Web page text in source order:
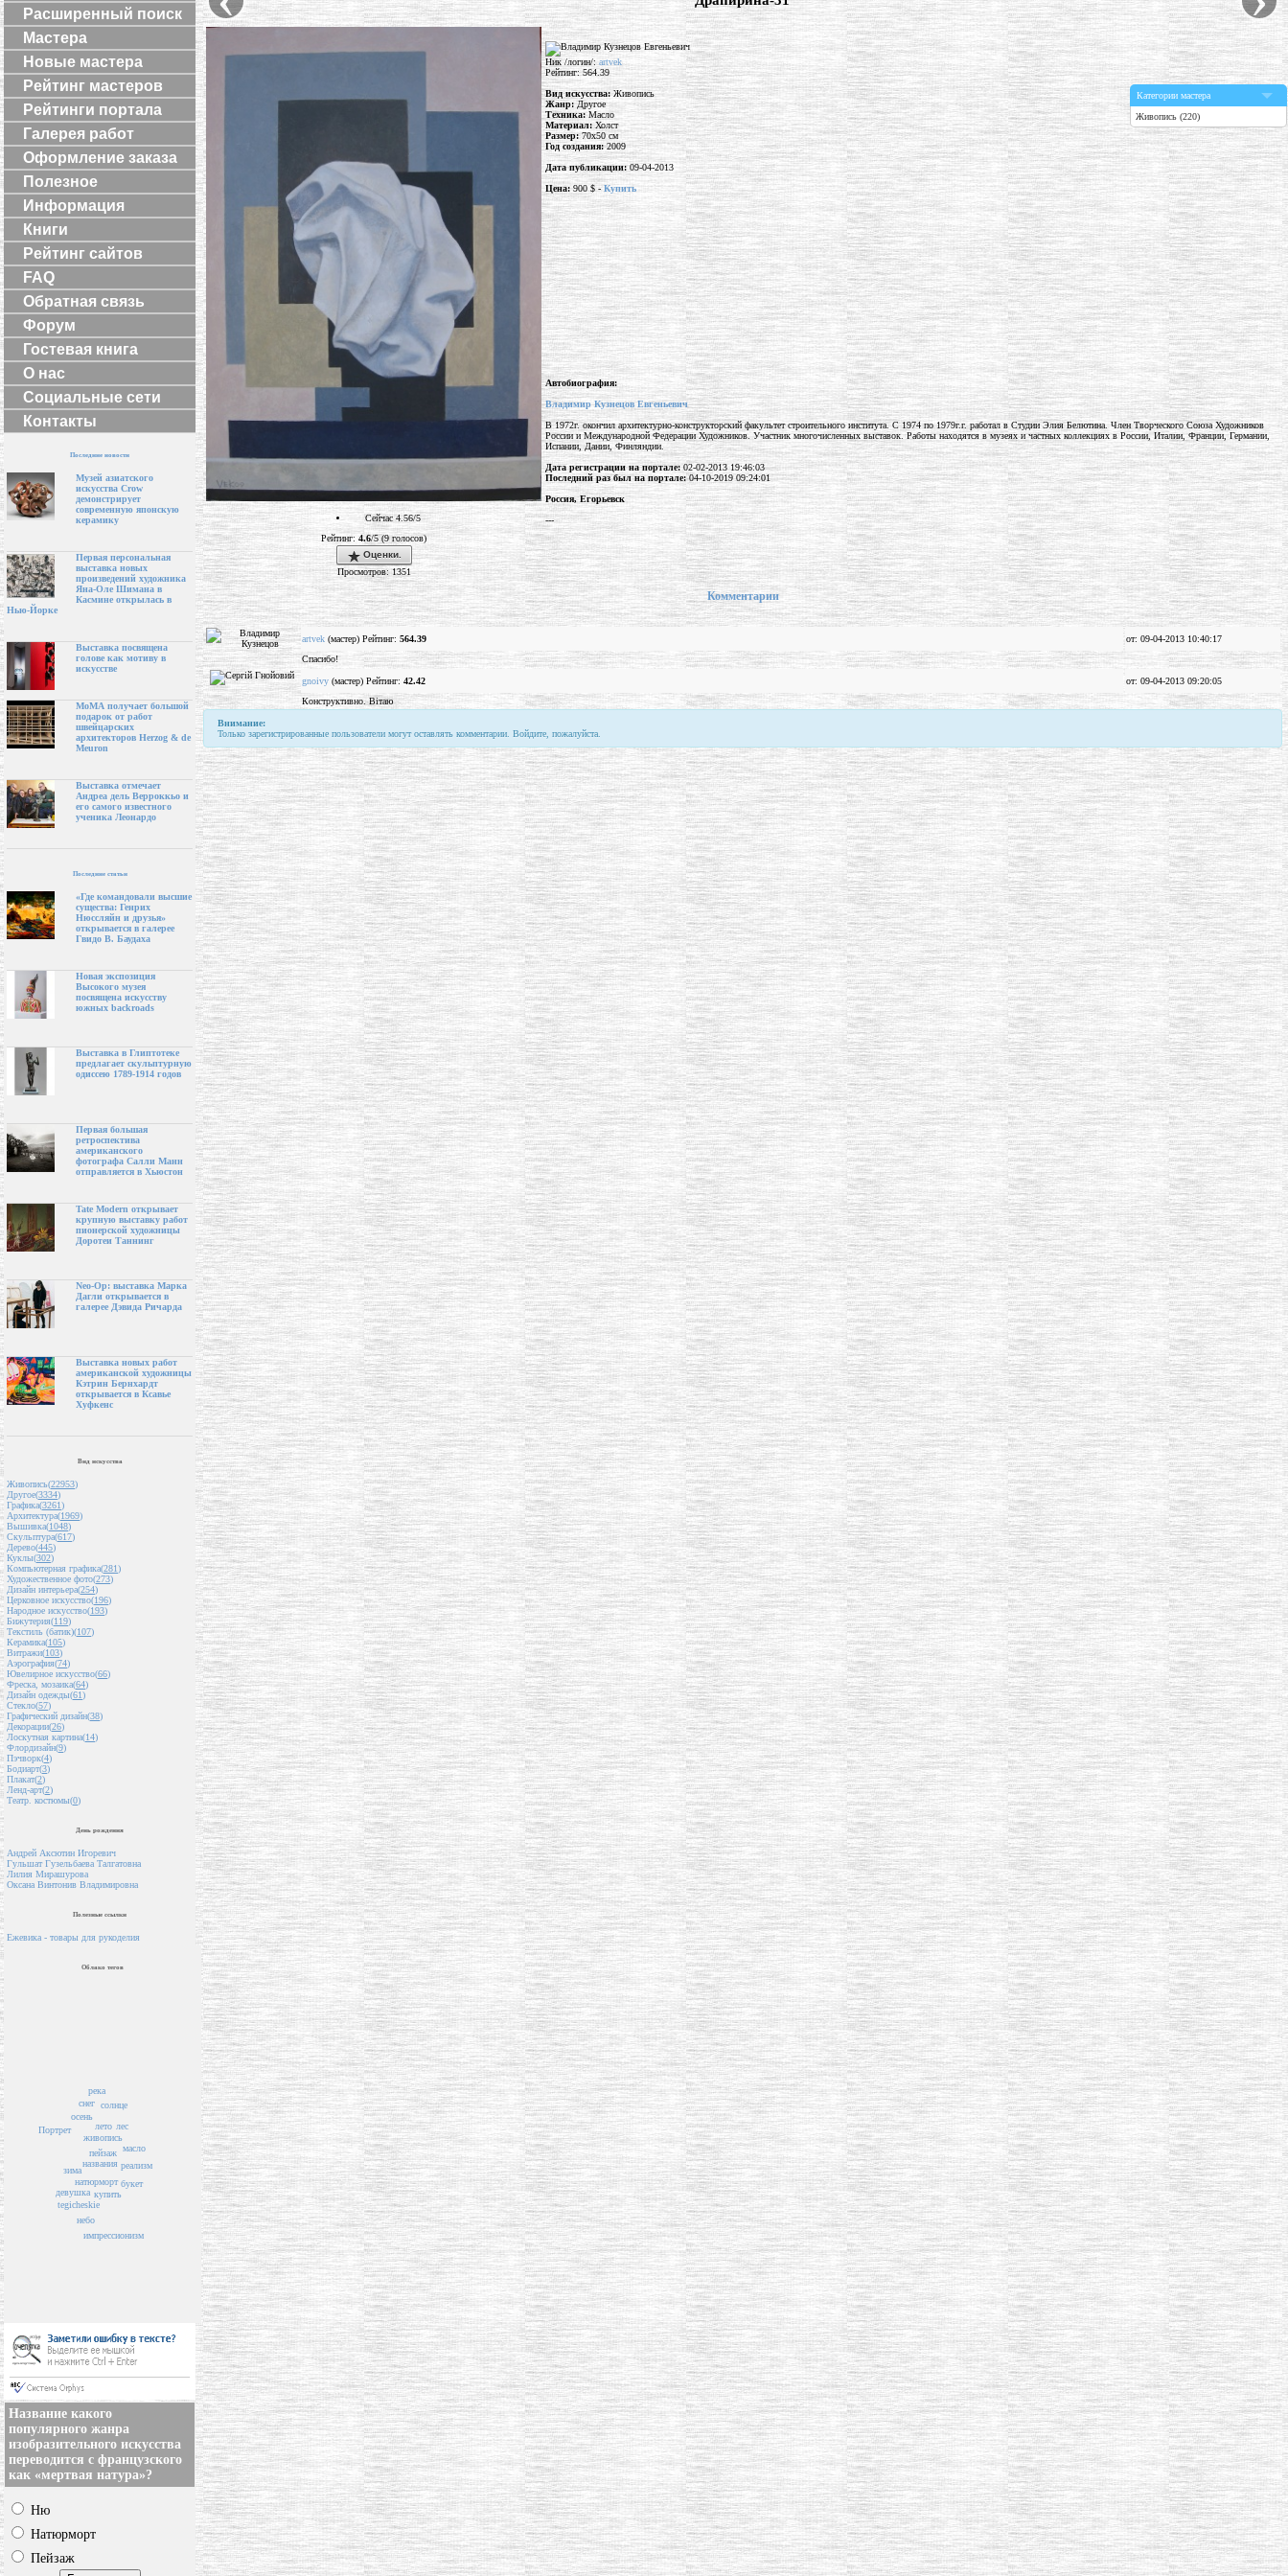
Расширенный поиск
Мастера
Новые мастера
Рейтинг мастеров
Рейтинги портала
Галерея работ
Оформление заказа
Полезное
Информация
Книги
Рейтинг сайтов
FAQ
Обратная связь
Форум
Гостевая книга
О нас
Социальные сети
Контакты
Последние новости
Музей азиатского
искусства Crow
демонстрирует
современную японскую
керамику
Первая персональная
выставка новых
произведений художника
Яна-Оле Шимана в
Касмине открылась в
Нью-Йорке
Выставка посвящена
голове как мотиву в
искусстве
МоМА получает большой
подарок от работ
швейцарских
архитекторов Herzog & de
Meuron
Выставка отмечает
Андреа дель Верроккьо и
его самого известного
ученика Леонардо
Последние статьи
«Где командовали высшие
существа: Генрих
Нюссляйн и друзья»
открывается в галерее
Гвидо В. Баудаха
Новая экспозиция
Высокого музея
посвящена искусству
южных backroads
Выставка в Глиптотеке
предлагает скульптурную
одиссею 1789-1914 годов
Первая большая
ретроспектива
американского
фотографа Салли Манн
отправляется в Хьюстон
Tate Modern открывает
крупную выставку работ
пионерской художницы
Доротеи Таннинг
Neo-Op: выставка Марка
Дагли открывается в
галерее Дэвида Ричарда
Выставка новых работ
американской художницы
Кэтрин Бернхардт
открывается в Ксавье
Хуфкенс
Вид искусства
Живопись(22953)
Другое(3334)
Графика(3261)
Архитектура(1969)
Вышивка(1048)
Скульптура(617)
Дерево(445)
Куклы(302)
Компьютерная графика(281)
Художественное фото(273)
Дизайн интерьера(254)
Церковное искусство(196)
Народное искусство(193)
Бижутерия(119)
Текстиль (батик)(107)
Керамика(105)
Витражи(103)
Аэрография(74)
Ювелирное искусство(66)
Фреска, мозаика(64)
Дизайн одежды(61)
Стекло(57)
Графический дизайн(38)
Декорации(26)
Лоскутная картина(14)
Флордизайн(9)
Пэчворк(4)
Бодиарт(3)
Плакат(2)
Ленд-арт(2)
Театр. костюмы(0)
День рождения
Андрей Аксютин Игоревич
Гульшат Гузельбаева Талгатовна
Лилия Мирашурова
Оксана Винтонив Владимировна
Полезные ссылки
Ежевика - товары для рукоделия
Облако тегов
пейзаж
названия
живопись
лето
натюрморт
купить
солнце
лес
зима
осень
букет
масло
река
снег
tegicheskie
реализм
небо
импрессионизм
Портрет
девушка
Название какого
популярного жанра
изобразительного искусства
переводится с французского
как «мертвая натура»?
Ню
Натюрморт
Пейзаж
Сейчас 4.56/5
Рейтинг: 4.6/5 (9 голосов)
Оценки.
Просмотров: 1351
Ник /логин/:artvek
Рейтинг: 564.39
Вид искусства: Живопись
Жанр: Другое
Техника:Масло
Материал:Холст
Размер:70x50 см
Год создания:2009
Дата публикации: 09-04-2013
Цена:900 $ - Купить
Категории мастера
Живопись (220)
Автобиография:
Владимир Кузнецов Евгеньевич
В 1972г. окончил архитектурно-конструкторский факультет строительного института. С 1974 по 1979г.г. работал в Студии Элия Белютина. Член Творческого Союза Художников
России и Международной Федерации Художников. Участник многочисленных выставок. Работы находятся в музеях и частных коллекциях в России, Италии, Франции, Германии,
Испании, Дании, Финляндии.
Дата регистрации на портале: 02-02-2013 19:46:03
Последний раз был на портале:04-10-2019 09:24:01
Россия, Егорьевск
---
Комментарии
artvek (мастер) Рейтинг: 564.39
от: 09-04-2013 10:40:17
Спасибо!
gnoivy (мастер) Рейтинг: 42.42
от: 09-04-2013 09:20:05
Конструктивно. Вітаю
Внимание:
Только зарегистрированные пользователи могут оставлять комментарии. Войдите, пожалуйста.